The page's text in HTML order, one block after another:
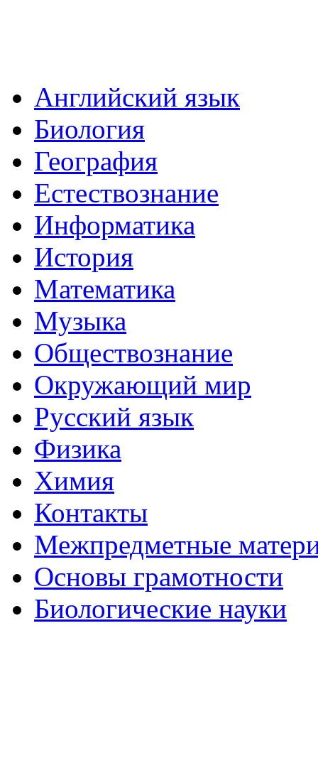
Английский язык
Биология
География
Естествознание
Информатика
История
Математика
Музыка
Обществознание
Окружающий мир
Русский язык
Физика
Химия
Контакты
Межпредметные
Основы грамотности
Биологические науки